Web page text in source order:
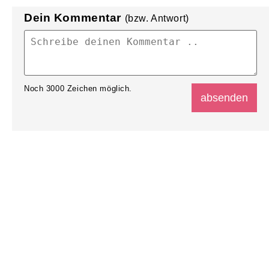
Dein Kommentar (bzw. Antwort)
Noch 3000 Zeichen möglich.